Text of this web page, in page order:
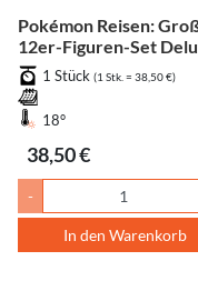
Pokémon Reisen:
12er-Figuren-Set
1 Stück (1 Stk. = 38,50 €)
18°
38,50 €
-
In den Warenkorb